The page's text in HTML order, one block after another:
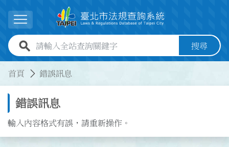
展開選單
全站查詢關鍵字欄位 搜尋
首頁 錯誤訊息
錯誤訊息
輸入內容格式有誤，請重新操作。